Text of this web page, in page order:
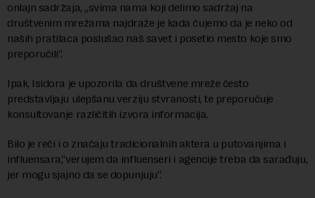
onlajn sadržaja, „svima nama koji delimo sadržaj na
društvenim mrežama najdraže je kada čujemo da je neko od
naših pratilaca poslušao naš savet i posetio mesto koje smo
preporučili“.
Ipak, Isidora je upozorila da društvene mreže često
predstavljaju ulepšanu verziju stvranosti, te preporučuje
konsultovanje različitih izvora informacija.
Bilo je reči i o značaju tradicionalnih aktera u putovanjima i
influensara,“verujem da influenseri i agencije treba da sarađuju,
jer mogu sjajno da se dopunjuju“.